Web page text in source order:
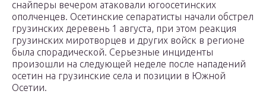
снайперы вечером атаковали югоосетинских
ополченцев. Осетинские сепаратисты начали обстрел
грузинских деревень 1 августа, при этом реакция
грузинских миротворцев и других войск в регионе
была спорадической. Серьезные инциденты
произошли на следующей неделе после нападений
осетин на грузинские села и позиции в Южной
Осетии.